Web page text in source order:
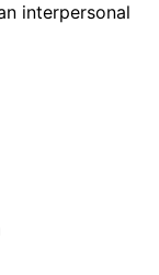
interpersonal